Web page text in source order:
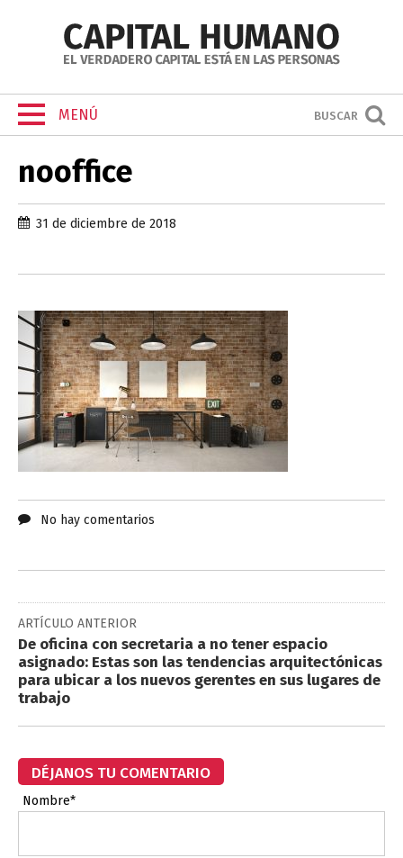
MENÚ BUSCAR
nooffice
31 de diciembre de 2018
No hay comentarios
ARTÍCULO ANTERIOR
De oficina con secretaria a no tener espacio
asignado: Estas son las tendencias arquitectónicas
para ubicar a los nuevos gerentes en sus lugares de
trabajo
DÉJANOS TU COMENTARIO
Nombre*